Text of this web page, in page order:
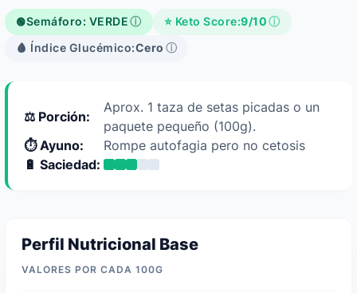
🟢Semáforo: VERDEⓘ ⭐ Keto Score:9/10ⓘ
🩸 Índice Glucémico:Cero ⓘ
⚖️ Porción:
Aprox. 1 taza de setas picadas o un
paquete pequeño (100g).
⏱️ Ayuno:
Rompe autofagia pero no cetosis
🔋 Saciedad:
Perfil Nutricional Base
VALORES POR CADA 100G